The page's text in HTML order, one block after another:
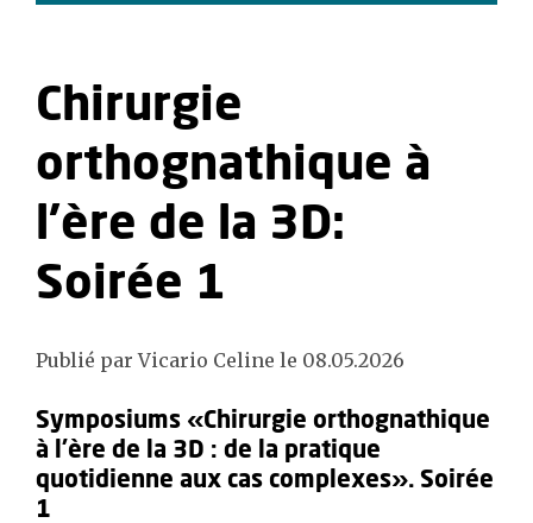
Chirurgie
orthognathique à
l’ère de la 3D:
Soirée 1
Publié par Vicario Celine le 08.05.2026
Symposiums «Chirurgie orthognathique
à l’ère de la 3D : de la pratique
quotidienne aux cas complexes». Soirée
1